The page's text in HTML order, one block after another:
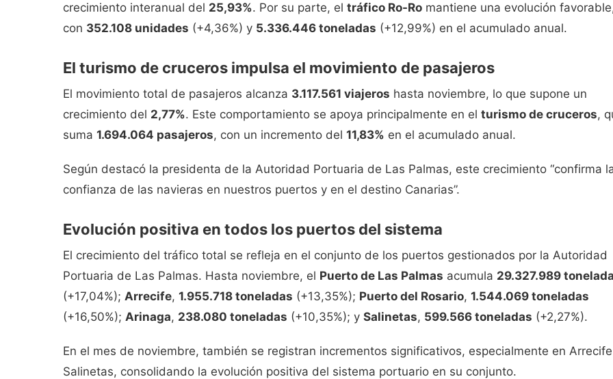
crecimiento interanual del 25,93%. Por su parte, el tráfico Ro-Ro mantiene una evolución
con 352.108 unidades (+4,36%) y 5.336.446 toneladas (+12,99%) en el acumulado anual.
El turismo de cruceros impulsa el movimiento de pasajeros
El movimiento total de pasajeros alcanza 3.117.561 viajeros hasta noviembre, lo que supone un
crecimiento del 2,77%. Este comportamiento se apoya principalmente en el turismo de cruceros,
suma 1.694.064 pasajeros, con un incremento del 11,83% en el acumulado anual.
Según destacó la presidenta de la Autoridad Portuaria de Las Palmas, este crecimiento “confirma
confianza de las navieras en nuestros puertos y en el destino Canarias”.
Evolución positiva en todos los puertos del sistema
El crecimiento del tráfico total se refleja en el conjunto de los puertos gestionados por la Autoridad
Portuaria de Las Palmas. Hasta noviembre, el Puerto de Las Palmas acumula 29.327.989
(+17,04%); Arrecife, 1.955.718 toneladas (+13,35%); Puerto del Rosario, 1.544.069 toneladas
(+16,50%); Arinaga, 238.080 toneladas (+10,35%); y Salinetas, 599.566 toneladas (+2,27%).
En el mes de noviembre, también se registran incrementos significativos, especialmente en
Salinetas, consolidando la evolución positiva del sistema portuario en su conjunto.